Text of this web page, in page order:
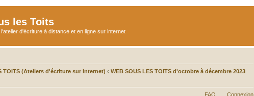
les Toits
d'écriture à distance et en ligne sur internet
TOITS (Ateliers d'écriture sur internet) ‹ WEB SOUS LES TOITS d'octobre à décembre 2023
FAQ Connexion